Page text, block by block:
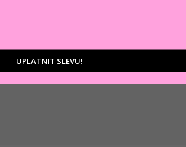
UPLATNIT SLEVU!